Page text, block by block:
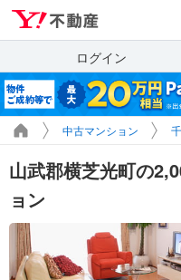
ログイン
中古マンション
山武郡横芝光町の
ョン